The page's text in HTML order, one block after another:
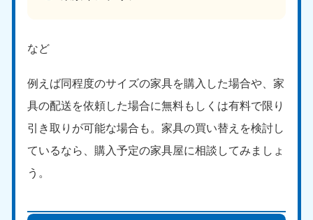
など
例えば同程度のサイズの家具を購入した場合や、家
具の配送を依頼した場合に無料もしくは有料で限り
引き取りが可能な場合も。家具の買い替えを検討し
ているなら、購入予定の家具屋に相談してみましょ
う。